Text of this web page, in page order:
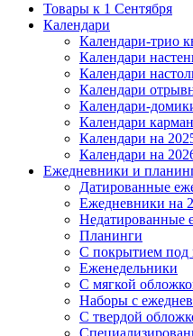
Товары к 1 Сентября
Календари
Календари-трио
Календари
Календари
Календари
Календари-
Календари
Календари на
Календари на
Ежедневники и
Датированные
Ежедневники на
Недатированные
Планинги
С покрытием под
Еженедельники
С мягкой
Наборы с
С твердой